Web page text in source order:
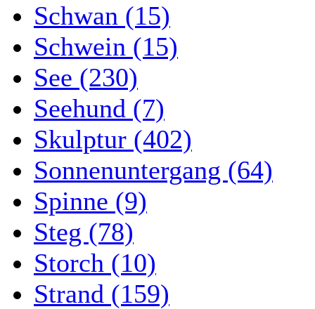
Schwan (15)
Schwein (15)
See (230)
Seehund (7)
Skulptur (402)
Sonnenuntergang (64)
Spinne (9)
Steg (78)
Storch (10)
Strand (159)